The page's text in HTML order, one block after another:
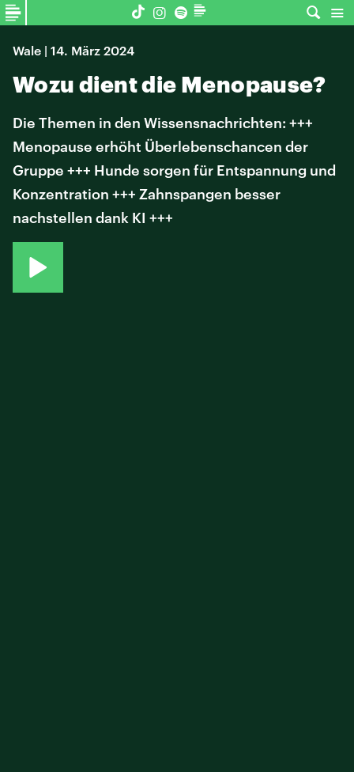
Wale | 14. März 2024
Wozu dient die Menopause?
Die Themen in den Wissensnachrichten: +++
Menopause erhöht Überlebenschancen der
Gruppe +++ Hunde sorgen für Entspannung und
Konzentration +++ Zahnspangen besser
nachstellen dank KI +++